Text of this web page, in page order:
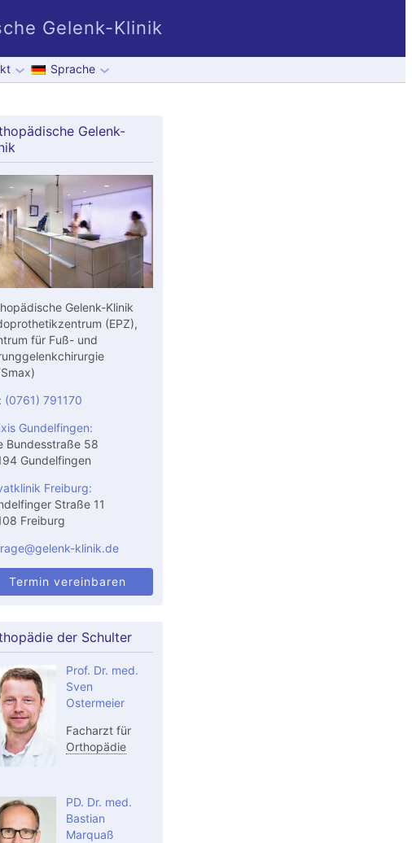
Gelenk-Klinik
Sprache
Gelenk-
Gelenk-Klinik
(EPZ),
für Fuß- und
(0761) 791170
Gundelfingen:
Bundesstraße 58
Gundelfingen
Freiburg:
Straße 11
Freiburg
klinik.de
Termin vereinbaren
der Schulter
Prof. Dr. med.
Sven
Ostermeier
Facharzt für
Orthopädie
PD. Dr. med.
Bastian
Marquaß